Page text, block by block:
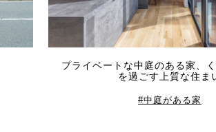
プライベートな中庭のある家、
を過ごす上質な住ま
中庭がある家